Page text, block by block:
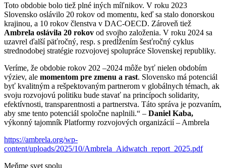
Toto obdobie bolo tiež plné iných míľnikov. V roku 2023
Slovensko oslávilo 20 rokov od momentu, keď sa stalo donorskou
krajinou, a 10 rokov členstva v DAC-OECD. Zároveň tiež
Ambrela oslávila 20 rokov od svojho založenia. V roku 2024 sa
uzavrel ďalší päťročný, resp. s predĺžením šesťročný cyklus
strednodobej stratégie rozvojovej spolupráce Slovenskej republiky.
Veríme, že obdobie rokov 202 –2024 môže byť nielen obdobím
výziev, ale momentom pre zmenu a rast. Slovensko má potenciál
byť kvalitným a rešpektovaným partnerom v globálnych témach, ak
svoju rozvojovú politiku bude stavať na princípoch solidarity,
efektívnosti, transparentnosti a partnerstva. Táto správa je pozvaním,
aby sme tento potenciál spoločne naplnili.“ – Daniel Kaba,
výkonný tajomník Platformy rozvojových organizácií – Ambrela
https://ambrela.org/wp-
content/uploads/2025/10/Ambrela_Aidwatch_report_2025.pdf
Meňme svet spolu